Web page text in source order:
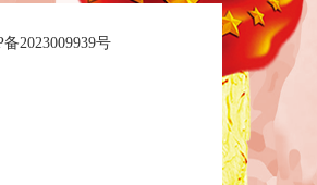
2023009939号